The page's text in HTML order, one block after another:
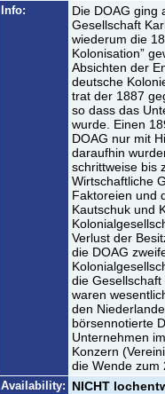
Info:
Die DOAG ging
Gesellschaft
wiederum die
Kolonisation”
Absichten der
deutsche
trat der 1887
so dass das
wurde. Einen
DOAG nur mit
daraufhin
schrittweise bis
Wirtschaftliche
Faktoreien und
Kautschuk und
Verlust der
die DOAG
die
waren
den
börsennotierte
Unternehmen
Konzern
die Wende zum
Availability: NICHT